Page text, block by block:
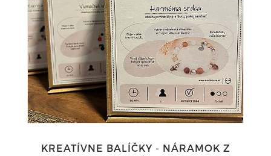
KREATÍVNE BALÍČKY - NÁRAMOK Z